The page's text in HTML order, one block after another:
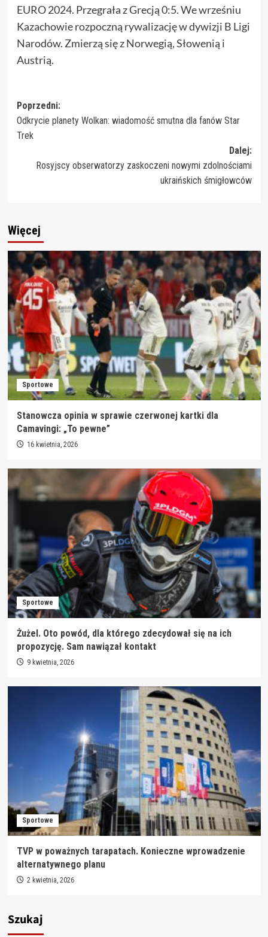
EURO 2024. Przegrała z Grecją 0:5. We wrześniu
Kazachowie rozpoczną rywalizację w dywizji B Ligi
Narodów. Zmierzą się z Norwegią, Słowenią i
Austrią.
Zobacz
wpisy
Poprzedni:
Odkrycie planety Wolkan: wiadomość smutna dla fanów Star
Trek
Dalej:
Rosyjscy obserwatorzy zaskoczeni nowymi zdolnościami
ukraińskich śmigłowców
Więcej
Sportowe
Stanowcza opinia w sprawie czerwonej kartki dla
Camavingi: „To pewne”
16 kwietnia, 2026
Sportowe
Żużel. Oto powód, dla którego zdecydował się na ich
propozycję. Sam nawiązał kontakt
9 kwietnia, 2026
Sportowe
TVP w poważnych tarapatach. Konieczne wprowadzenie
alternatywnego planu
2 kwietnia, 2026
Szukaj